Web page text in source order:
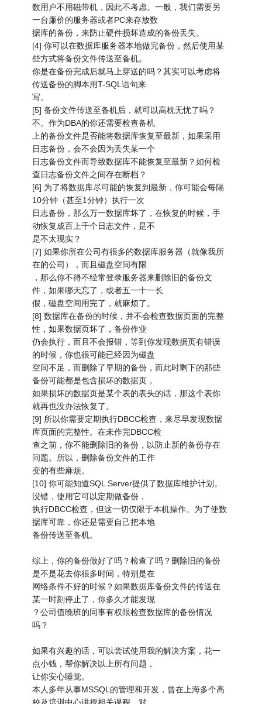
数用户不用磁带机，因此不考虑。一般，我们需要另
一台廉价的服务器或者PC来存放数
据库的备份，来防止硬件损坏造成的备份丢失。
[4] 你可以在数据库服务器本地做完备份，然后使用某
些方式将备份文件传送至备机。
你是在备份完成后就马上穿送的吗？其实可以考虑将
传送备份的脚本用T-SQL语句来
写。
[5] 备份文件传送至备机后，就可以高枕无忧了吗？
不。作为DBA的你还需要检查备机
上的备份文件是否能将数据库恢复至最新，如果采用
日志备份，会不会因为丢失某一个
日志备份文件而导致数据库不能恢复至最新？如何检
查日志备份文件之间存在断档？
[6] 为了将数据库尽可能的恢复到最新，你可能会每隔
10分钟（甚至1分钟）执行一次
日志备份，那么万一数据库坏了，在恢复的时候，手
动恢复成百上千个日志文件，是不
是不太现实？
[7] 如果你所在公司有很多的数据库服务器（就像我所
在的公司），而且磁盘空间有限
，那么你不得不经常登录服务器来删除旧的备份文
件，如果哪天忘了，或者五一十一长
假，磁盘空间用完了，就麻烦了。
[8] 数据库在备份的时候，并不会检查数据页面的完整
性，如果数据页坏了，备份作业
仍会执行，而且不会报错，等到你发现数据页有错误
的时候，你也很可能已经因为磁盘
空间不足，而删除了早期的备份，而此时剩下的那些
备份可能都是包含损坏的数据页，
如果损坏的数据页是某个表的表头的话，那这个表你
就再也没办法恢复了。
[9] 所以你需要定期执行DBCC检查，来尽早发现数据
库页面的完整性。在未作完DBCC检
查之前，你不能删除旧的备份，以防止新的备份存在
问题。所以，删除备份文件的工作
变的有些麻烦。
[10] 你可能知道SQL Server提供了数据库维护计划。
没错，使用它可以定期做备份，
执行DBCC检查，但这一切仅限于本机操作。为了使数
据库可靠，你还是需要自己把本地
备份传送至备机。
综上，你的备份做好了吗？检查了吗？删除旧的备份
是不是花去你很多时间，特别是在
网络条件不好的时候？如果数据库备份文件的传送在
某一时刻停止了，你多久才能发现
？公司值晚班的同事有权限检查数据库的备份情况
吗？
如果有兴趣的话，可以尝试使用我的解决方案，花一
点小钱，帮你解决以上所有问题，
让你安心睡觉。
本人多年从事MSSQL的管理和开发，曾在上海多个高